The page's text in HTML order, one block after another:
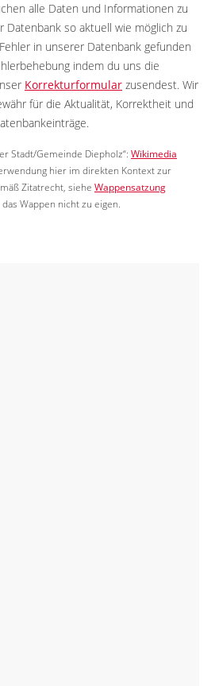
alle Daten und Informationen zu
Datenbank so aktuell wie möglich zu
in unserer Datenbank gefunden
indem du uns die
Korrekturformular zusendest. Wir
für die Aktualität, Korrektheit und
Stadt/Gemeinde Diepholz“: Wikimedia
hier im direkten Kontext zur
Zitatrecht, siehe Wappensatzung
Wappen nicht zu eigen.